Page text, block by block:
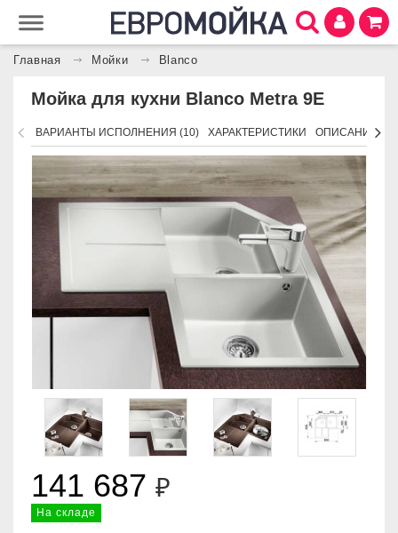
Главная Мойки Blanco
Мойка для кухни Blanco Metra 9E
ВАРИАНТЫ ИСПОЛНЕНИЯ (10) ХАРАКТЕРИСТИКИ ОПИСАНИЕ
141 687 ₽
На складе